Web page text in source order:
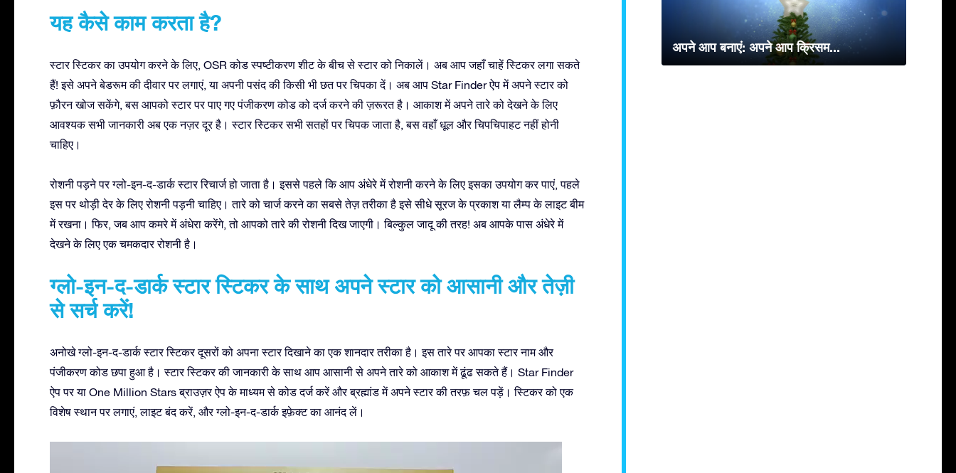
यह कैसे काम करता है?
स्टार स्टिकर का उपयोग करने के लिए, OSR कोड स्पष्टीकरण शीट के बीच से स्टार को निकालें। अब आप जहाँ चाहें स्टिकर लगा सकते
हैं! इसे अपने बेडरूम की दीवार पर लगाएं, या अपनी पसंद की किसी भी छत पर चिपका दें। अब आप Star Finder ऐप में अपने स्टार को
फ़ौरन खोज सकेंगे, बस आपको स्टार पर पाए गए पंजीकरण कोड को दर्ज करने की ज़रूरत है। आकाश में अपने तारे को देखने के लिए
आवश्यक सभी जानकारी अब एक नज़र दूर है। स्टार स्टिकर सभी सतहों पर चिपक जाता है, बस वहाँ धूल और चिपचिपाहट नहीं होनी
चाहिए।
रोशनी पड़ने पर ग्लो-इन-द-डार्क स्टार रिचार्ज हो जाता है। इससे पहले कि आप अंधेरे में रोशनी करने के लिए इसका उपयोग कर पाएं, पहले
इस पर थोड़ी देर के लिए रोशनी पड़नी चाहिए। तारे को चार्ज करने का सबसे तेज़ तरीका है इसे सीधे सूरज के प्रकाश या लैम्प के लाइट बीम
में रखना। फिर, जब आप कमरे में अंधेरा करेंगे, तो आपको तारे की रोशनी दिख जाएगी। बिल्कुल जादू की तरह! अब आपके पास अंधेरे में
देखने के लिए एक चमकदार रोशनी है।
ग्लो-इन-द-डार्क स्टार स्टिकर के साथ अपने स्टार को आसानी और तेज़ी
से सर्च करें!
अनोखे ग्लो-इन-द-डार्क स्टार स्टिकर दूसरों को अपना स्टार दिखाने का एक शानदार तरीका है। इस तारे पर आपका स्टार नाम और
पंजीकरण कोड छपा हुआ है। स्टार स्टिकर की जानकारी के साथ आप आसानी से अपने तारे को आकाश में ढूंढ सकते हैं। Star Finder
ऐप पर या One Million Stars ब्राउज़र ऐप के माध्यम से कोड दर्ज करें और ब्रह्मांड में अपने स्टार की तरफ़ चल पड़ें। स्टिकर को एक
विशेष स्थान पर लगाएं, लाइट बंद करें, और ग्लो-इन-द-डार्क इफ़ेक्ट का आनंद लें।
अपने आप बनाएं: अपने आप क्रिसम...